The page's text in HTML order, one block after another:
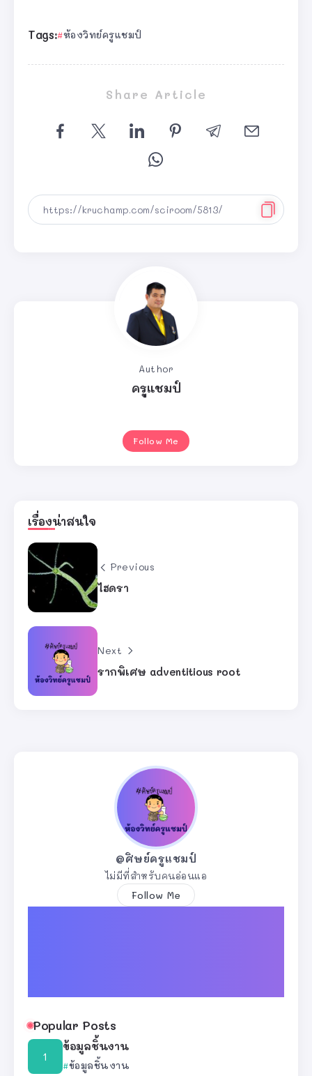
Tags: ห้องวิทย์ครูแชมป์
Share Article
Author
ครูแชมป์
Follow Me
เรื่องน่าสนใจ
Previous
ไฮดรา
Next
รากพิเศษ adventitious root
@ศิษย์ครูแชมป์
ไม่มีที่สำหรับคนอ่อนแอ
Follow Me
Popular Posts
ข้อมูลชิ้นงาน
ข้อมูลชิ้นงาน